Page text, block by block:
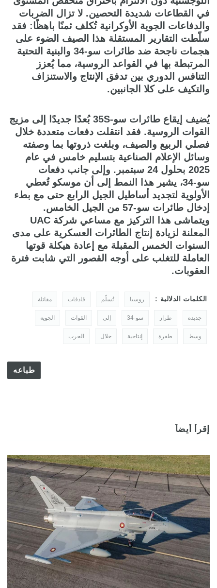
في القطاعات شديدة التحصين. لا تزال الضربات
والدفاعات الجوية الأوكرانية تُكلف ثمنًا باهظًا: فقد
سلّطت التقارير المستقلة هذا الصيف الضوء على
هجمات ناجحة ضد طائرات سو-34 والبنية التحتية
المرتبطة بها في القواعد الروسية، مما يُعزز
التنافس الدوري بين تدفق الإنتاج والاستنزاف
والتكيف على كلا الجانبين.
يُضيف إيقاع طائرات سو-35S بُعدًا جديدًا إلى مزيج
القوات الروسية. فقد انتقلت دفعات متعددة خلال
فصلي الربيع والصيف، وبلغت ذروتها بما وصفته
وسائل الإعلام الصناعية بتسليم خامس في عام
2025 بحلول 24 سبتمبر. وإلى جانب دفعات
سو-34، يشير هذا النمط إلى أن موسكو تُعطي
الأولوية لتجديد أساطيل الجيل الرابع حتى مع بطء
إدخال طائرات سو-57 من الجيل الخامس.
ويتماشى هذا التركيز مع مساعي شركة UAC
المعلنة لزيادة إنتاج الطائرات العسكرية على مدى
السنوات الخمس المقبلة مع إعادة هيكلة قوتها
العاملة للتغلب على أوجه القصور التي شابت فترة
العقوبات.
الكلمات الدلالية : روسيا تُسلّم قاذفات مقاتلة
جديدة طراز سو-34 إلى القوات الجوية
وسط طفرة إنتاجية خلال الحرب
طباعه
إقرأ أيضاً